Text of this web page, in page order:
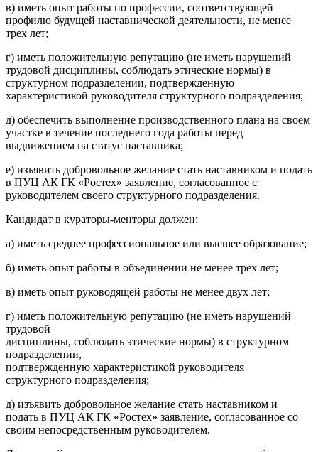
в) иметь опыт работы по профессии, соответствующей
профилю будущей наставнической деятельности, не менее
трех лет;
г) иметь положительную репутацию (не иметь нарушений
трудовой дисциплины, соблюдать этические нормы) в
структурном подразделении, подтвержденную
характеристикой руководителя структурного подразделения;
д) обеспечить выполнение производственного плана на своем
участке в течение последнего года работы перед
выдвижением на статус наставника;
е) изъявить добровольное желание стать наставником и подать
в ПУЦ АК ГК «Ростех» заявление, согласованное с
руководителем своего структурного подразделения.
Кандидат в кураторы-менторы должен:
а) иметь среднее профессиональное или высшее образование;
б) иметь опыт работы в объединении не менее трех лет;
в) иметь опыт руководящей работы не менее двух лет;
г) иметь положительную репутацию (не иметь нарушений
трудовой
дисциплины, соблюдать этические нормы) в структурном
подразделении,
подтвержденную характеристикой руководителя
структурного подразделения;
д) изъявить добровольное желание стать наставником и
подать в ПУЦ АК ГК «Ростех» заявление, согласованное со
своим непосредственным руководителем.